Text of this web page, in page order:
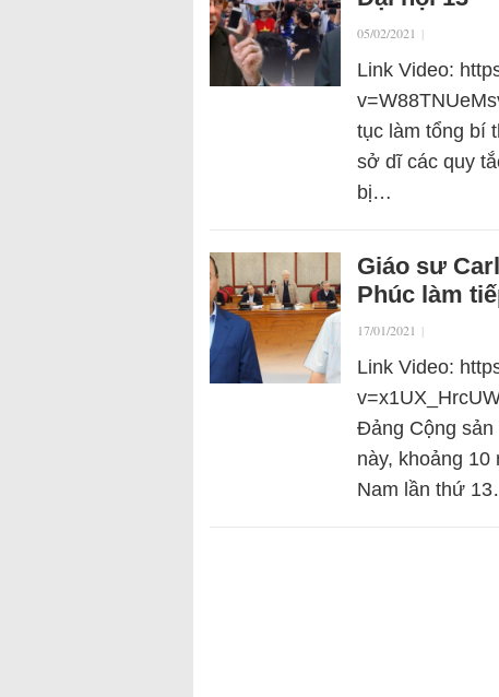
05/02/2021 |
Link Video:
tục làm tổng bí
sở dĩ các quy
bị…
Giáo sư
Phúc làm
17/01/2021 |
Link Video:
Đảng Cộng sản
này, khoảng
Nam lần thứ